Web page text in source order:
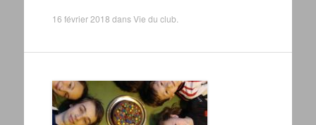
16 février 2018 dansVie du club